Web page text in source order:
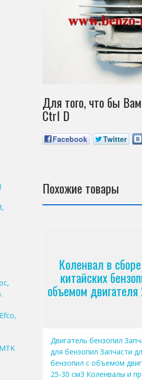
Для того, что бы
Ctrl D
Facebook Twitter
Похожие товары
Коленвал в
китайских
объемом
Двигатель бензопил
для бензопил Запчасти
бензопил с объемом
25-30 см3 Коленвалы и